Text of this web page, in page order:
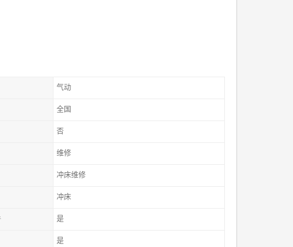
气动
全国
否
维修
冲床维修
冲床
是
是